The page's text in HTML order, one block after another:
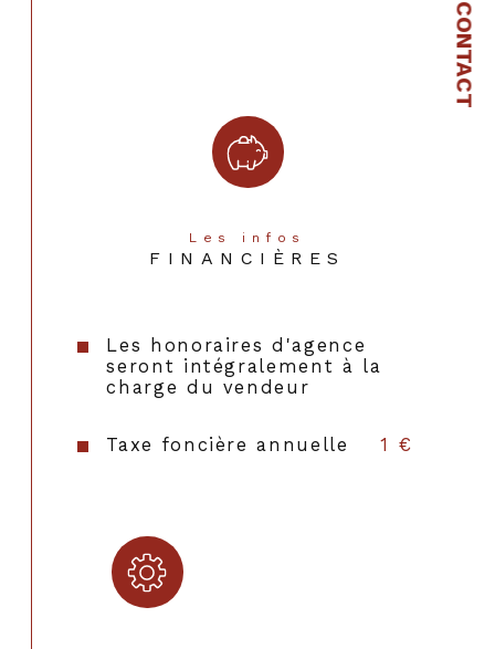
CONTACT
Les infos
FINANCIÈRES
Les honoraires d'agence
seront intégralement à la
charge du vendeur
Taxe foncière annuelle 1 €